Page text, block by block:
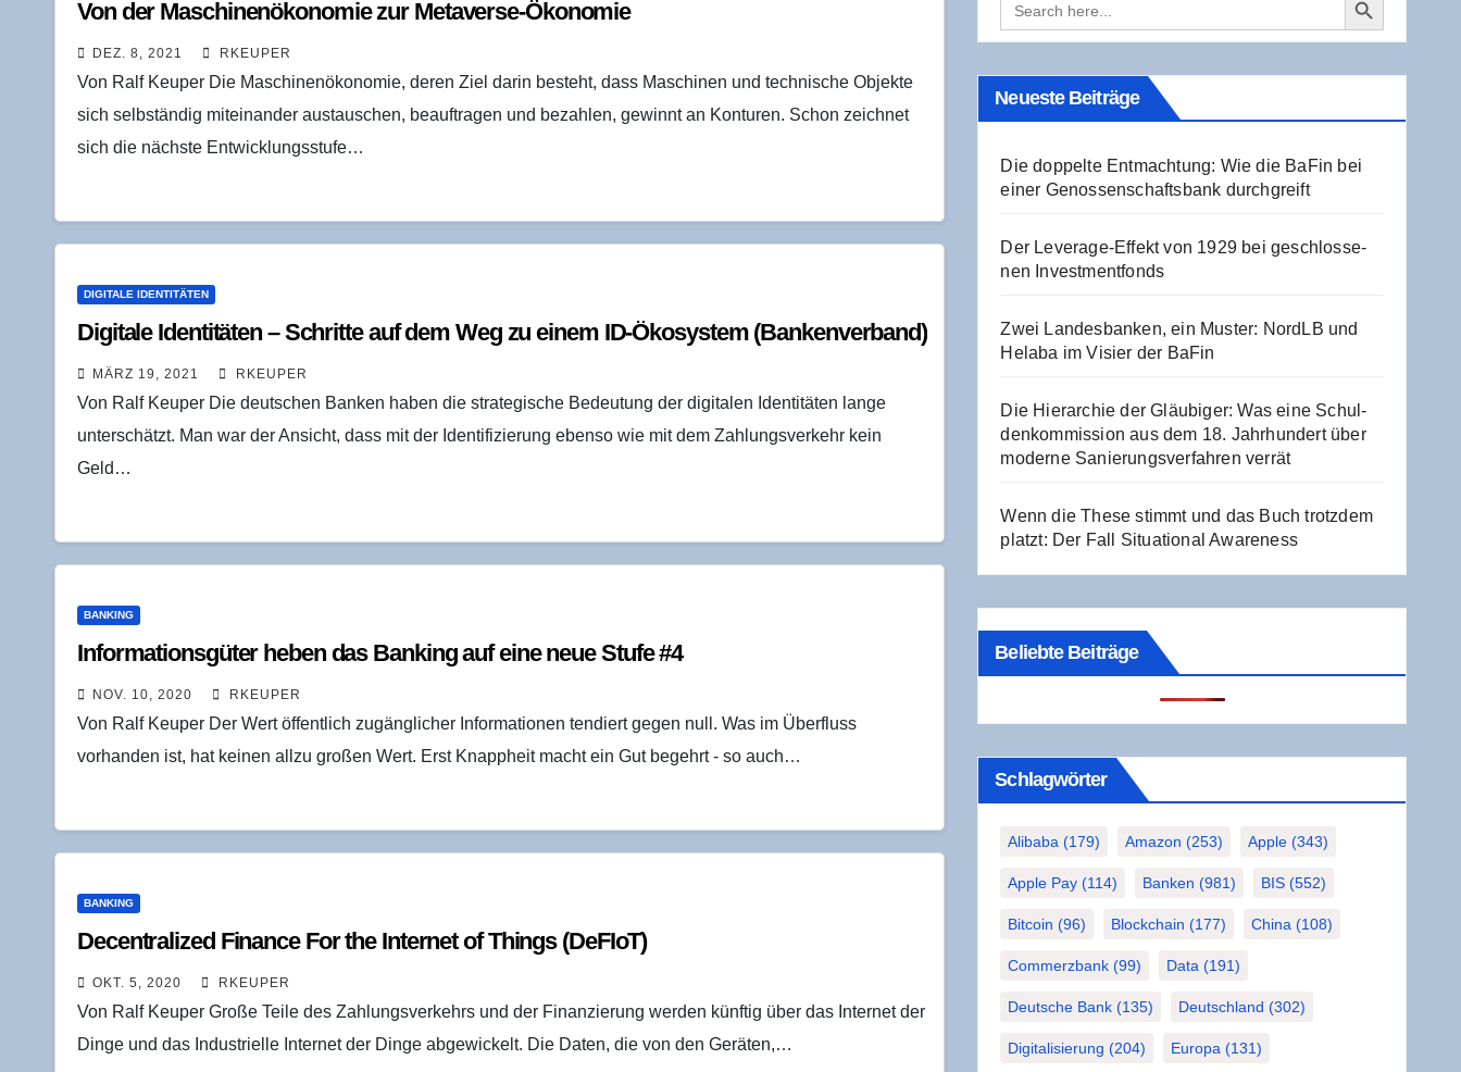
Von der Maschi­nen­öko­no­mie zur Metaverse-Ökonomie
DEZ. 8, 2021 RKEUPER
Von Ralf Keuper Die Maschinenökonomie, deren Ziel darin besteht, dass Maschinen und technische Objekte
sich selbständig miteinander austauschen, beauftragen und bezahlen, gewinnt an Konturen. Schon zeichnet
sich die nächste Entwicklungsstufe…
DIGITALE IDENTITÄTEN
Digi­ta­le Iden­ti­tä­ten – Schrit­te auf dem Weg zu einem ID-Öko­sys­tem (Ban­ken­ver­band)
MÄRZ 19, 2021 RKEUPER
Von Ralf Keuper Die deutschen Banken haben die strategische Bedeutung der digitalen Identitäten lange
unterschätzt. Man war der Ansicht, dass mit der Identifizierung ebenso wie mit dem Zahlungsverkehr kein
Geld…
BANKING
Infor­ma­ti­ons­gü­ter heben das Ban­king auf eine neue Stu­fe #4
NOV. 10, 2020 RKEUPER
Von Ralf Keuper Der Wert öffentlich zugänglicher Informationen tendiert gegen null. Was im Überfluss
vorhanden ist, hat keinen allzu großen Wert. Erst Knappheit macht ein Gut begehrt - so auch…
BANKING
Decen­tra­li­zed Finan­ce For the Inter­net of Things (DeFI­oT)
OKT. 5, 2020 RKEUPER
Von Ralf Keuper Große Teile des Zahlungsverkehrs und der Finanzierung werden künftig über das Internet der
Dinge und das Industrielle Internet der Dinge abgewickelt. Die Daten, die von den Geräten,…
for:
Neu­es­te Beiträge
Die dop­pel­te Ent­mach­tung: Wie die BaFin bei
einer Genos­sen­schafts­bank durchgreift
Der Levera­ge-Effekt von 1929 bei geschlos­se­
nen Investmentfonds
Zwei Lan­des­ban­ken, ein Mus­ter: NordLB und
Hela­ba im Visier der BaFin
Die Hier­ar­chie der Gläu­bi­ger: Was eine Schul­
den­kom­mis­si­on aus dem 18. Jahr­hun­dert über
moder­ne Sanie­rungs­ver­fah­ren verrät
Wenn die The­se stimmt und das Buch trotz­dem
platzt: Der Fall Situa­tio­nal Awareness
Beliebte Beiträge
Schlag­wör­ter
Alibaba (179) Amazon (253) Apple (343)
Apple Pay (114) Banken (981) BIS (552)
Bitcoin (96) Blockchain (177) China (108)
Commerzbank (99) Data (191)
Deutsche Bank (135) Deutschland (302)
Digitalisierung (204) Europa (131)